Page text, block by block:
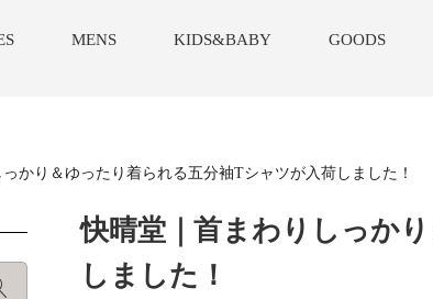
MENS KIDS&BABY GOODS
かり＆ゆったり着られる五分袖Tシャツが入荷しました！
快晴堂｜首まわりしっか
しました！